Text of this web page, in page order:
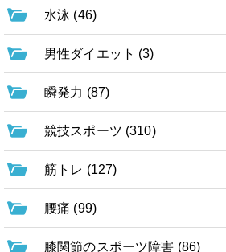
水泳 (46)
男性ダイエット (3)
瞬発力 (87)
競技スポーツ (310)
筋トレ (127)
腰痛 (99)
膝関節のスポーツ障害 (86)